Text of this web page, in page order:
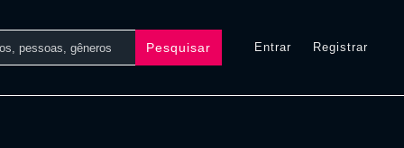
Pesquisar Entrar Registrar